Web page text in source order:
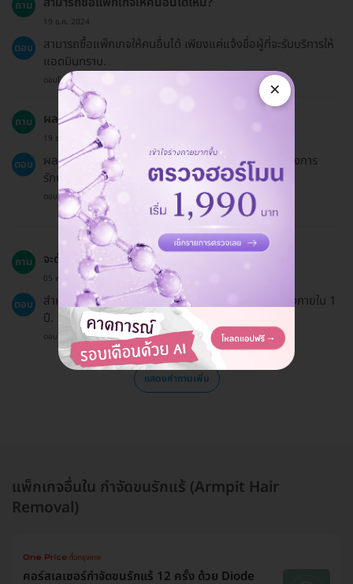
ถาม
19 ธ.ค. 2024
ตอบ
สามารถซื้อแพ็กเกจให้คนอื่นได้ เพียงแค่แจ้งชื่อผู้ที่จะรับบริการให้
แอดมินทราบ.
ตอบโดยทีมงาน HD
ถาม ผลลัพธ์ที่ได้จากการทำ IPL จะอยู่ได้นานแค่ไหน?
19 ธ.ค. 2024
ตอบ
ผลลัพธ์จะอยู่ได้นานขึ้นอยู่กับประเภทผิวและการดูแลหลังการ
รักษา.
ตอบโดยทีมงาน HD
ถาม จะต้องนัดติดตามอีกกี่ครั้งหลังจากใช้บริการ?
05 พ.ค. 2024
ตอบ
สำหรับแพ็กเกจนี้ คุณจะต้องเข้ารับบริการทั้งหมด 3 ครั้งภายใน 1
ปี.
ตอบโดยทีมงาน HD
แสดงคำถามเพิ่ม
แพ็กเกจอื่นใน กำจัดขนรักแร้ (Armpit Hair
Removal)
คอร์สเลเซอร์กำจัดขนรักแร้ 12 ครั้ง ด้วย Diode
×